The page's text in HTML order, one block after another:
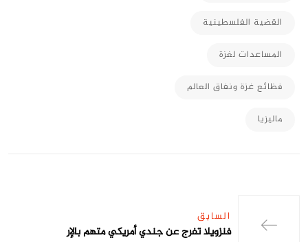
القضية الفلسطينية
المساعدات لغزة
فظائع غزة ونفاق العالم
ماليزيا
السابق
فنزويلا تفرج عن جندي أمريكي متهم بالإر